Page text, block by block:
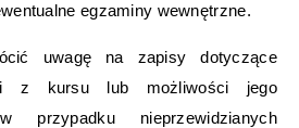
egzaminy wewnętrzne.
uwagę na zapisy dotyczące
z kursu lub możliwości jego
przypadku nieprzewidzianych